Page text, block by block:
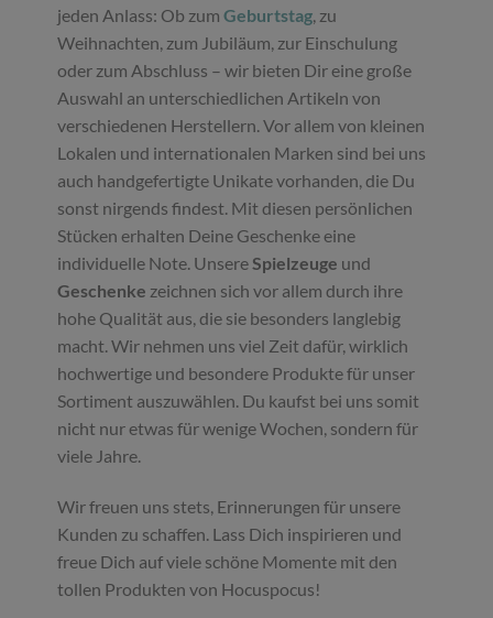
jeden Anlass: Ob zumGeburtstag, zu
Weihnachten, zum Jubiläum, zur Einschulung
oder zum Abschluss – wir bieten Dir eine große
Auswahl an unterschiedlichen Artikeln von
verschiedenen Herstellern. Vor allem von kleinen
Lokalen und internationalen Marken sind bei uns
auch handgefertigte Unikate vorhanden, die Du
sonst nirgends findest. Mit diesen persönlichen
Stücken erhalten Deine Geschenke eine
individuelle Note. UnsereSpielzeuge und
Geschenke zeichnen sich vor allem durch ihre
hohe Qualität aus, die sie besonders langlebig
macht. Wir nehmen uns viel Zeit dafür, wirklich
hochwertige und besondere Produkte für unser
Sortiment auszuwählen. Du kaufst bei uns somit
nicht nur etwas für wenige Wochen, sondern für
viele Jahre.
Wir freuen uns stets, Erinnerungen für unsere
Kunden zu schaffen. Lass Dich inspirieren und
freue Dich auf viele schöne Momente mit den
tollen Produkten von Hocuspocus!